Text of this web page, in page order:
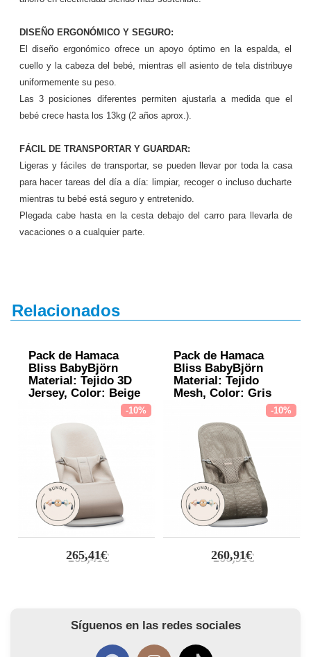
DISEÑO ERGONÓMICO Y SEGURO:
El diseño ergonómico ofrece un apoyo óptimo en la espalda, el
cuello y la cabeza del bebé, mientras ell asiento de tela distribuye
uniformemente su peso.
Las 3 posiciones diferentes permiten ajustarla a medida que el
bebé crece hasta los 13kg (2 años aprox.).
FÁCIL DE TRANSPORTAR Y GUARDAR:
Ligeras y fáciles de transportar, se pueden llevar por toda la casa
para hacer tareas del día a día: limpiar, recoger o incluso ducharte
mientras tu bebé está seguro y entretenido.
Plegada cabe hasta en la cesta debajo del carro para llevarla de
vacaciones o a cualquier parte.
Relacionados
Pack de Hamaca
Bliss BabyBjörn
Material: Tejido 3D
Jersey, Color: Beige
Claro, Tamaño: Pack
con Juguete Ojitos
Traviesos Pastel
-10%
265,41€
Pack de Hamaca
Bliss BabyBjörn
Material: Tejido
Mesh, Color: Gris
Beige, Tamaño: Pack
con Juguete Ojitos
Traviesos Pastel
-10%
260,91€
Síguenos en las redes sociales